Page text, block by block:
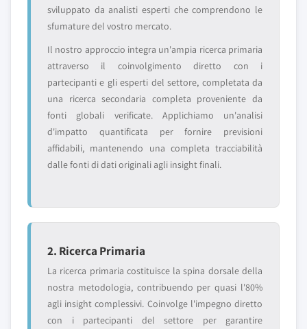
sviluppato da analisti esperti che comprendono le
sfumature del vostro mercato.
Il nostro approccio integra un'ampia ricerca primaria
attraverso il coinvolgimento diretto con i
partecipanti e gli esperti del settore, completata da
una ricerca secondaria completa proveniente da
fonti globali verificate. Applichiamo un'analisi
d'impatto quantificata per fornire previsioni
affidabili, mantenendo una completa tracciabilità
dalle fonti di dati originali agli insight finali.
2. Ricerca Primaria
La ricerca primaria costituisce la spina dorsale della
nostra metodologia, contribuendo per quasi l'80%
agli insight complessivi. Coinvolge l'impegno diretto
con i partecipanti del settore per garantire